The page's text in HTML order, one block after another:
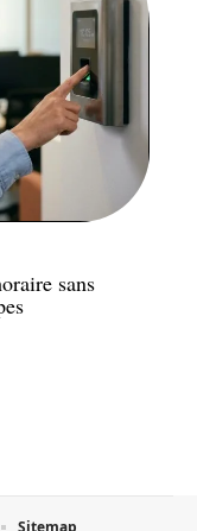
sans
Sitemap